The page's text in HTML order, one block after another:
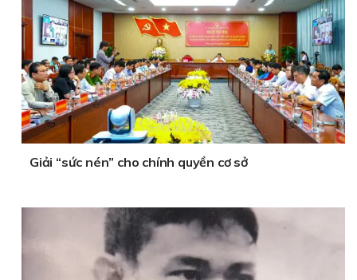
Giải “sức nén” cho chính quyền cơ sở